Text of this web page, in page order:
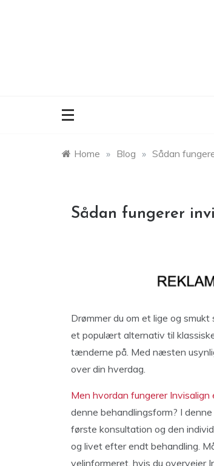
Home » Blog » Sådan
Sådan fungerer
Drømmer du om et lige og
et populært alternativ til
tænderne på. Med næsten
over din hverdag.
Men hvordan fungerer
denne behandlingsform? I
første konsultation og den
og livet efter endt behandling.
velinformeret, hvis du overvejer